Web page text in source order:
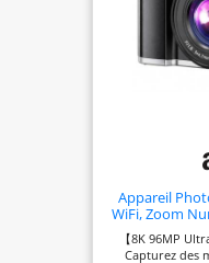
Appareil
WiFi, Zoom
avec
Écran
【8K 96MP
Capturez des